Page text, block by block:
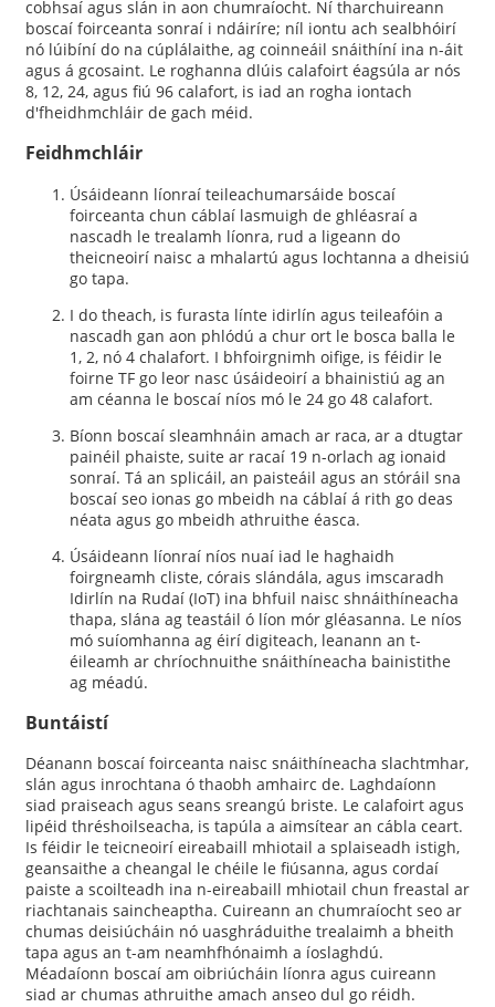
cobhsaí agus slán in aon chumraíocht. Ní tharchuireann
boscaí foirceanta sonraí i ndáiríre; níl iontu ach sealbhóirí
nó lúibíní do na cúplálaithe, ag coinneáil snáithíní ina n-áit
agus á gcosaint. Le roghanna dlúis calafoirt éagsúla ar nós
8, 12, 24, agus fiú 96 calafort, is iad an rogha iontach
d'fheidhmchláir de gach méid.
Feidhmchláir
Úsáideann líonraí teileachumarsáide boscaí
foirceanta chun cáblaí lasmuigh de ghléasraí a
nascadh le trealamh líonra, rud a ligeann do
theicneoirí naisc a mhalartú agus lochtanna a dheisiú
go tapa.
I do theach, is furasta línte idirlín agus teileafóin a
nascadh gan aon phlódú a chur ort le bosca balla le
1, 2, nó 4 chalafort. I bhfoirgnimh oifige, is féidir le
foirne TF go leor nasc úsáideoirí a bhainistiú ag an
am céanna le boscaí níos mó le 24 go 48 calafort.
Bíonn boscaí sleamhnáin amach ar raca, ar a dtugtar
painéil phaiste, suite ar racaí 19 n-orlach ag ionaid
sonraí. Tá an splicáil, an paisteáil agus an stóráil sna
boscaí seo ionas go mbeidh na cáblaí á rith go deas
néata agus go mbeidh athruithe éasca.
Úsáideann líonraí níos nuaí iad le haghaidh
foirgneamh cliste, córais slándála, agus imscaradh
Idirlín na Rudaí (IoT) ina bhfuil naisc shnáithíneacha
thapa, slána ag teastáil ó líon mór gléasanna. Le níos
mó suíomhanna ag éirí digiteach, leanann an t-
éileamh ar chríochnuithe snáithíneacha bainistithe
ag méadú.
Buntáistí
Déanann boscaí foirceanta naisc snáithíneacha slachtmhar,
slán agus inrochtana ó thaobh amhairc de. Laghdaíonn
siad praiseach agus seans sreangú briste. Le calafoirt agus
lipéid thréshoilseacha, is tapúla a aimsítear an cábla ceart.
Is féidir le teicneoirí eireabaill mhiotail a splaiseadh istigh,
geansaithe a cheangal le chéile le fiúsanna, agus cordaí
paiste a scoilteadh ina n-eireabaill mhiotail chun freastal ar
riachtanais saincheaptha. Cuireann an chumraíocht seo ar
chumas deisiúcháin nó uasghráduithe trealaimh a bheith
tapa agus an t-am neamhfhónaimh a íoslaghdú.
Méadaíonn boscaí am oibriúcháin líonra agus cuireann
siad ar chumas athruithe amach anseo dul go réidh.